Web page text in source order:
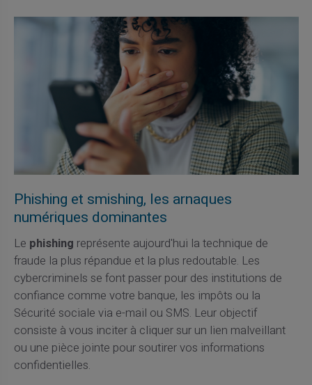
Phishing et smishing, les arnaques
numériques dominantes
Le phishing représente aujourd'hui la technique de
fraude la plus répandue et la plus redoutable. Les
cybercriminels se font passer pour des institutions de
confiance comme votre banque, les impôts ou la
Sécurité sociale via e-mail ou SMS. Leur objectif
consiste à vous inciter à cliquer sur un lien malveillant
ou une pièce jointe pour soutirer vos informations
confidentielles.